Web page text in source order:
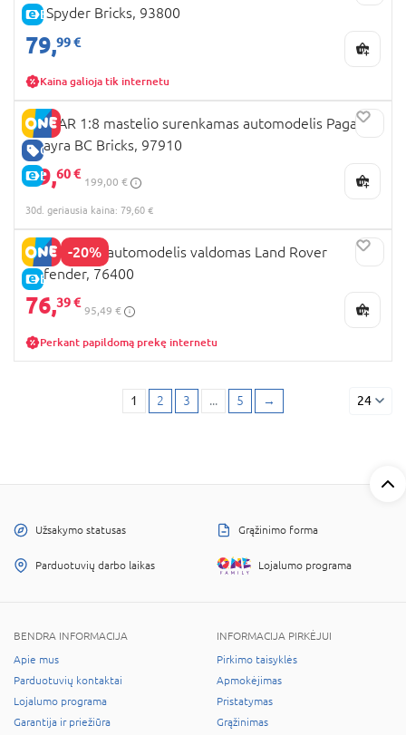
E-KAINA
R8 Spyder Bricks, 93800
79,99 €
Kaina galioja tik internetu
GERA KAINA
E-KAINA
RASTAR 1:8 mastelio surenkamas automodelis Pagani
Huayra BC Bricks, 97910
79,60 €
199,00 €
30d. geriausia kaina: 79,60 €
-20%
E-KAINA
RASTAR R/C automodelis valdomas Land Rover
Defender, 76400
76,39 €
95,49 €
Perkant papildomą prekę internetu
1 2 3 ... 5 → 24
Užsakymo statusas Grąžinimo forma
Parduotuvių darbo laikas Lojalumo programa
BENDRA INFORMACIJA
Apie mus
Parduotuvių kontaktai
Lojalumo programa
Garantija ir priežiūra
INFORMACIJA PIRKĖJUI
Pirkimo taisyklės
Apmokėjimas
Pristatymas
Grąžinimas